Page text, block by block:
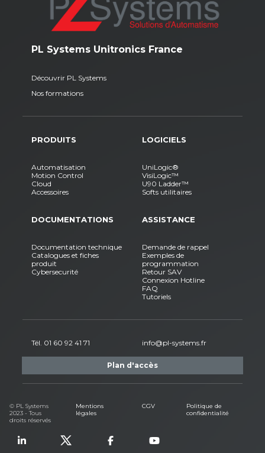
PL Systems Unitronics France
Découvrir PL Systems
Nos formations
PRODUITS
Automatisation
Motion Control
Cloud
Accessoires
LOGICIELS
UniLogic®
VisiLogic™
U90 Ladder™
Softs utilitaires
DOCUMENTATIONS
Documentation technique
Catalogues et fiches
produit
Cybersecurité
ASSISTANCE
Demande de rappel
Exemples de
programmation
Retour SAV
Connexion Hotline
FAQ
Tutoriels
Tél. 01 60 92 41 71 info@pl-systems.fr
Plan d'accès
© PL Systems
2023 - Tous
droits réservés
Mentions
légales
CGV
Politique de
confidentialité